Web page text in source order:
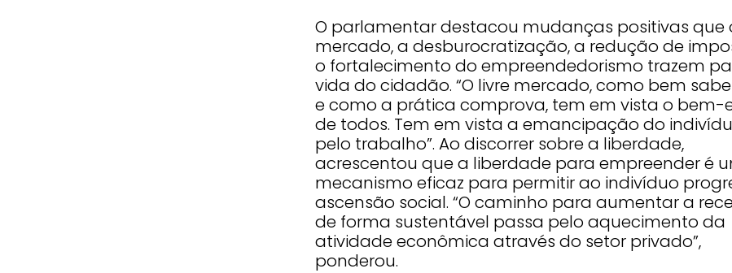
O parlamentar destacou mudanças positivas que
mercado, a desburocratização, a redução de
o fortalecimento do empreendedorismo trazem
vida do cidadão. “O livre mercado, como bem
e como a prática comprova, tem em vista o bem-
de todos. Tem em vista a emancipação do
pelo trabalho”. Ao discorrer sobre a liberdade,
acrescentou que a liberdade para empreender é
mecanismo eficaz para permitir ao indivíduo
ascensão social. “O caminho para aumentar a
de forma sustentável passa pelo aquecimento da
atividade econômica através do setor privado”,
ponderou.